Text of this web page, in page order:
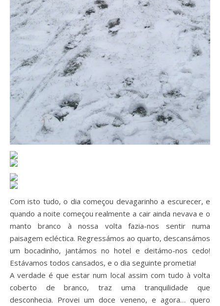
Com isto tudo, o dia começou devagarinho a escurecer, e
quando a noite começou realmente a cair ainda nevava e o
manto branco à nossa volta fazia-nos sentir numa
paisagem ecléctica. Regressámos ao quarto, descansámos
um bocadinho, jantámos no hotel e deitámo-nos cedo!
Estávamos todos cansados, e o dia seguinte prometia!
A verdade é que estar num local assim com tudo à volta
coberto de branco, traz uma tranquilidade que
desconhecia. Provei um doce veneno, e agora… quero